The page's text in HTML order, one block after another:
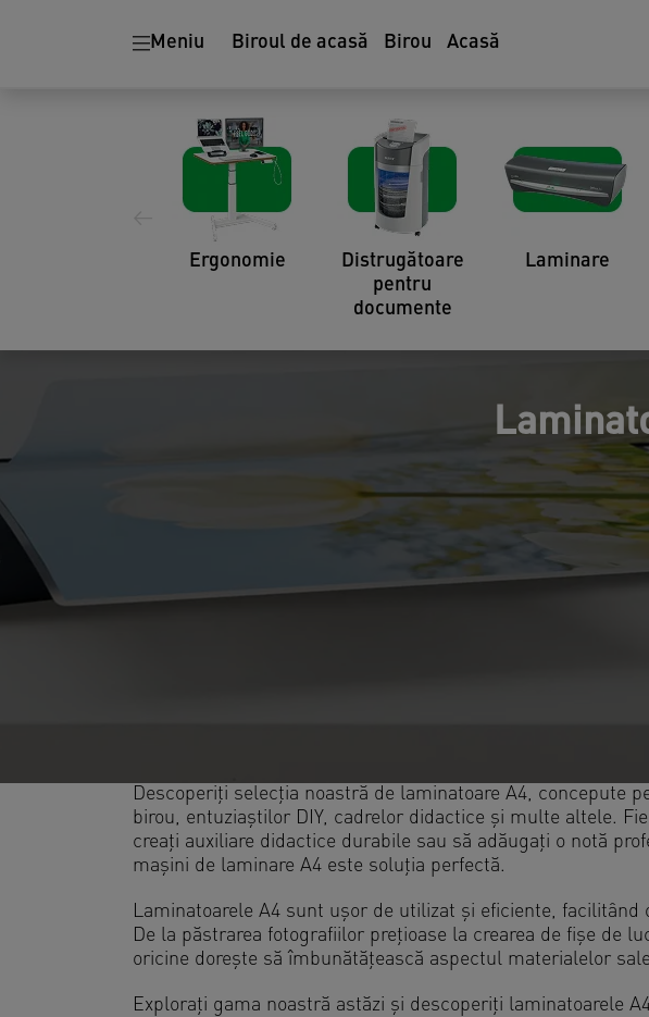
Meniu Biroul de acasă Birou Acasă
Ergonomie
Distrugătoare
pentru
documente
Laminare
Descoperiți selecția noastră de laminatoare A4, concepute
birou, entuziaștilor DIY, cadrelor didactice și multe altele.
creați auxiliare didactice durabile sau să adăugați o notă
mașini de laminare A4 este soluția perfectă.
Laminatoarele A4 sunt ușor de utilizat și eficiente,
De la păstrarea fotografiilor prețioase la crearea de fișe de
oricine dorește să îmbunătățească aspectul materialelor
Explorați gama noastră astăzi și descoperiți laminatoarele